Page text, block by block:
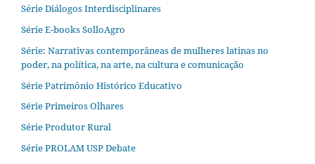
Série Diálogos Interdisciplinares
Série E-books SolloAgro
Série: Narrativas contemporâneas de mulheres latinas no
poder, na política, na arte, na cultura e comunicação
Série Patrimônio Histórico Educativo
Série Primeiros Olhares
Série Produtor Rural
Série PROLAM USP Debate